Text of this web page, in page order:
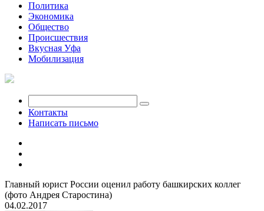
Политика
Экономика
Общество
Происшествия
Вкусная Уфа
Мобилизация
Контакты
Написать письмо
Главный юрист России оценил работу башкирских коллег
(фото Андрея Старостина)
04.02.2017